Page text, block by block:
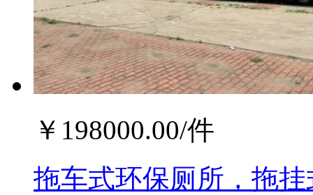
￥ 198000.00/件
拖车式环保厕所，拖